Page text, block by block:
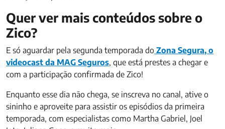
Quer ver mais conteúdos sobre o
Zico?
E só aguardar pela segunda temporada do Zona Segura, o
videocast da MAG Seguros, que está prestes a chegar e
com a participação confirmada de Zico!
Enquanto esse dia não chega, se inscreva no canal, ative o
sininho e aproveite para assistir os episódios da primeira
temporada, com especialistas como Martha Gabriel, Joel